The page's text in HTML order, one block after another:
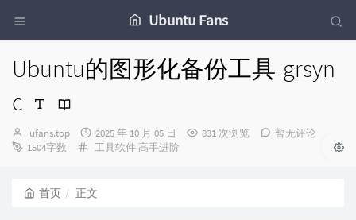
Ubuntu Fans
Ubuntu的图形化备份工具-grsyn
c
博
主：
ufans.top
发
布
2025 年 10 月 05 日 831 次浏览
暂无评论
1504字数
分
工具软件高手进阶
首页 正文